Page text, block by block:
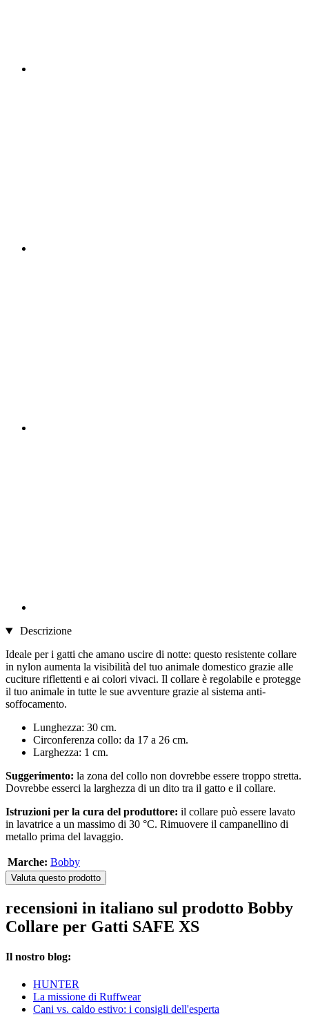
Descrizione
Ideale per i gatti che amano uscire di notte: questo resistente collare
in nylon aumenta la visibilità del tuo animale domestico grazie alle
cuciture riflettenti e ai colori vivaci. Il collare è regolabile e protegge
il tuo animale in tutte le sue avventure grazie al sistema anti-
soffocamento.
Lunghezza: 30 cm.
Circonferenza collo: da 17 a 26 cm.
Larghezza: 1 cm.
Suggerimento: la zona del collo non dovrebbe essere troppo stretta.
Dovrebbe esserci la larghezza di un dito tra il gatto e il collare.
Istruzioni per la cura del produttore: il collare può essere lavato
in lavatrice a un massimo di 30 °C. Rimuovere il campanellino di
metallo prima del lavaggio.
Marche: Bobby
Valuta questo prodotto
recensioni in italiano sul prodotto Bobby
Collare per Gatti SAFE XS
Il nostro blog:
HUNTER
La missione di Ruffwear
Cani vs. caldo estivo: i consigli dell'esperta